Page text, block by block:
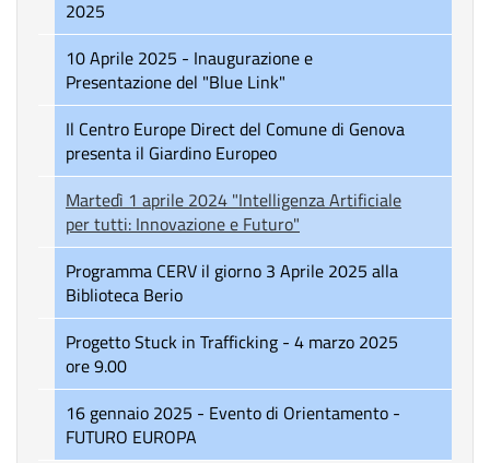
2025
10 Aprile 2025 - Inaugurazione e
Presentazione del "Blue Link"
Il Centro Europe Direct del Comune di Genova
presenta il Giardino Europeo
Martedì 1 aprile 2024 "Intelligenza Artificiale
per tutti: Innovazione e Futuro"
Programma CERV il giorno 3 Aprile 2025 alla
Biblioteca Berio
Progetto Stuck in Trafficking - 4 marzo 2025
ore 9.00
16 gennaio 2025 - Evento di Orientamento -
FUTURO EUROPA